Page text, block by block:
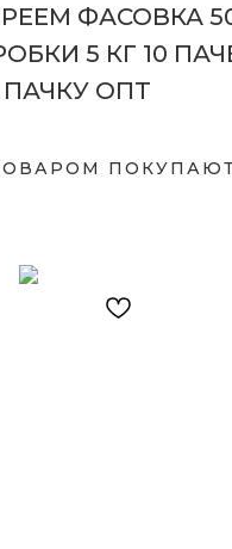
ФАСОВКА
5 КГ 10
ПАЧКУ ОПТ